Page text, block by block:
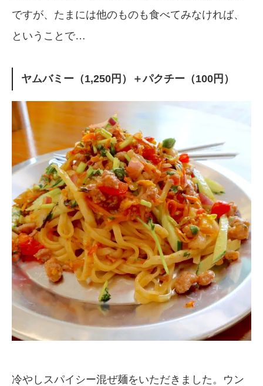
ですが、たまには他のものも食べてみなければ、
ということで…
ヤムバミー（1,250円）＋パクチー（100円）
冷やしスパイシー混ぜ麺をいただきました。ウン